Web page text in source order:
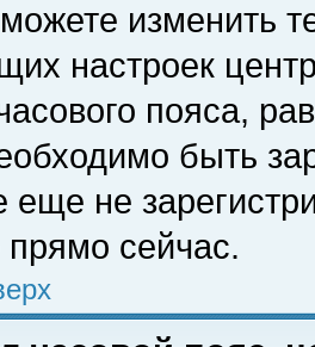
изменить
настроек
пояса,
быть
еще не
прямо сейчас.